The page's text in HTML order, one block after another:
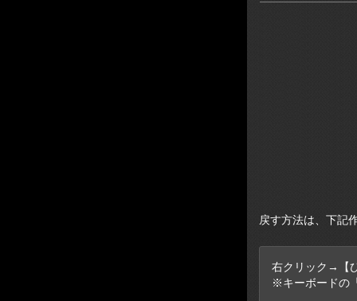
戻す方法は、下記
右クリック→【
※キーボードの